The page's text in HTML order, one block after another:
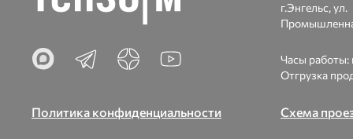
Политика конфиденциальности
г.Энгельс, ул.
Часы работы:
Отгрузка
Схема